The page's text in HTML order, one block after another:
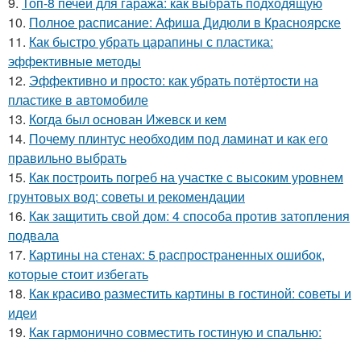
10. Полное расписание: Афиша Дидюли в Красноярске
11. Как быстро убрать царапины с пластика:
эффективные методы
12. Эффективно и просто: как убрать потёртости на
пластике в автомобиле
13. Когда был основан Ижевск и кем
14. Почему плинтус необходим под ламинат и как его
правильно выбрать
15. Как построить погреб на участке с высоким уровнем
грунтовых вод: советы и рекомендации
16. Как защитить свой дом: 4 способа против затопления
подвала
17. Картины на стенах: 5 распространенных ошибок,
которые стоит избегать
18. Как красиво разместить картины в гостиной: советы и
идеи
19. Как гармонично совместить гостиную и спальню: